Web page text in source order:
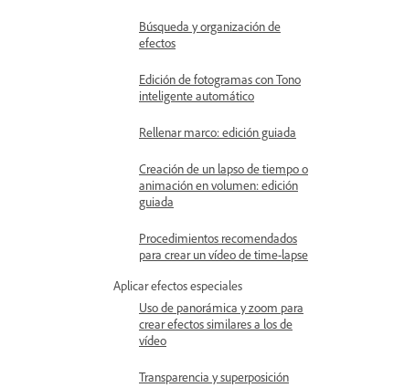
Búsqueda y organización de
efectos
Edición de fotogramas con Tono
inteligente automático
Rellenar marco: edición guiada
Creación de un lapso de tiempo o
animación en volumen: edición
guiada
Procedimientos recomendados
para crear un vídeo de time-lapse
Aplicar efectos especiales
Uso de panorámica y zoom para
crear efectos similares a los de
vídeo
Transparencia y superposición